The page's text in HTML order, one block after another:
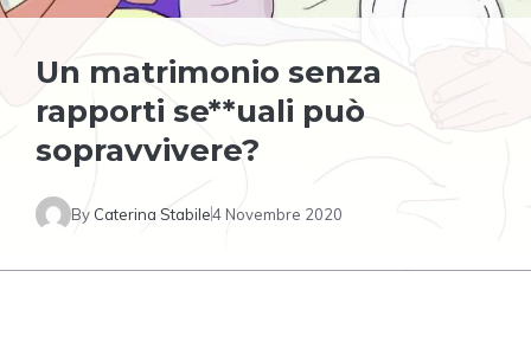
Un matrimonio senza
rapporti se**uali può
sopravvivere?
By Caterina Stabile4 Novembre 2020